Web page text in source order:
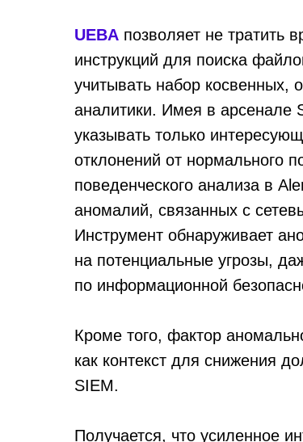
UEBA позволяет не тратить
инструкций для поиска
учитывать набор
аналитики. Имея в арсенале
указывать только
отклонений от нормального
поведенческого анализа в
аномалий, связанных с
Инструмент обнаруживает
на потенциальные угрозы,
по информационной
Кроме того, фактор
как контекст для снижения
SIEM.
Получается, что усиленное